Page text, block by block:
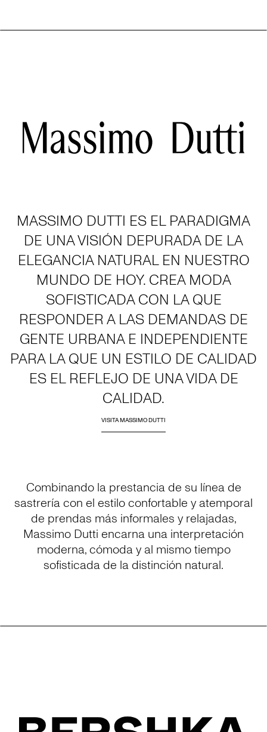
MASSIMO DUTTI ES EL PARADIGMA
DE UNA VISIÓN DEPURADA DE LA
ELEGANCIA NATURAL EN NUESTRO
MUNDO DE HOY. CREA MODA
SOFISTICADA CON LA QUE
RESPONDER A LAS DEMANDAS DE
GENTE URBANA E INDEPENDIENTE
PARA LA QUE UN ESTILO DE CALIDAD
ES EL REFLEJO DE UNA VIDA DE
CALIDAD.
VISITA MASSIMO DUTTI
Combinando la prestancia de su línea de
sastrería con el estilo confortable y atemporal
de prendas más informales y relajadas,
Massimo Dutti encarna una interpretación
moderna, cómoda y al mismo tiempo
sofisticada de la distinción natural.